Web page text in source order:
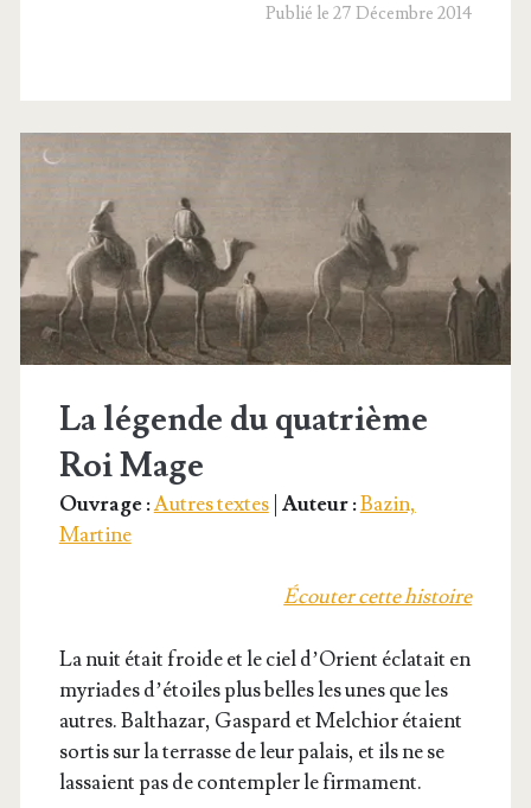
Publié le 27 Décembre 2014
La légende du quatrième
Roi Mage
Ouvrage :Autres textes| Auteur :Bazin,
Martine
Écou­ter cette histoire
La nuit était froide et le ciel d’O­rient écla­tait en
myriades d’é­toiles plus belles les unes que les
autres. Bal­tha­zar, Gas­pard et Mel­chior étaient
sor­tis sur la ter­rasse de leur palais, et ils ne se
las­saient pas de contem­pler le firmament.